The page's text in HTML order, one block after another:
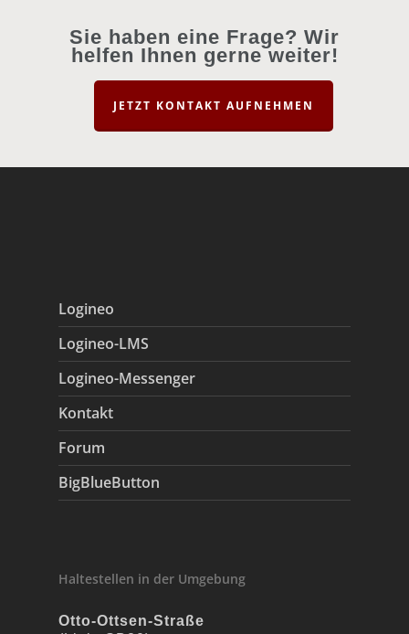
Sie haben eine Frage? Wir
helfen Ihnen gerne weiter!
JETZT KONTAKT AUFNEHMEN
Logineo
Logineo-LMS
Logineo-Messenger
Kontakt
Forum
BigBlueButton
Haltestellen in der Umgebung
Otto-Ottsen-Straße